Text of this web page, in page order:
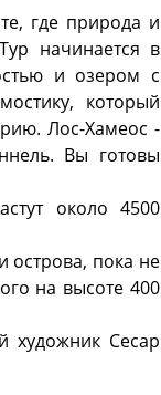
где природа и
начинается в
и озером с
который
Лос-Хамеос -
Вы готовы
около 4500
пока не
на высоте 400
художник Сесар